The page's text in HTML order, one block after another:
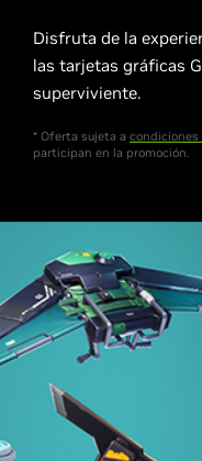
Disfruta de la
las tarjetas gráficas
superviviente.
* Oferta sujeta a condiciones
participan en la promoción.